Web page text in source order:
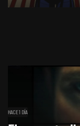
HACE 1 DÍA